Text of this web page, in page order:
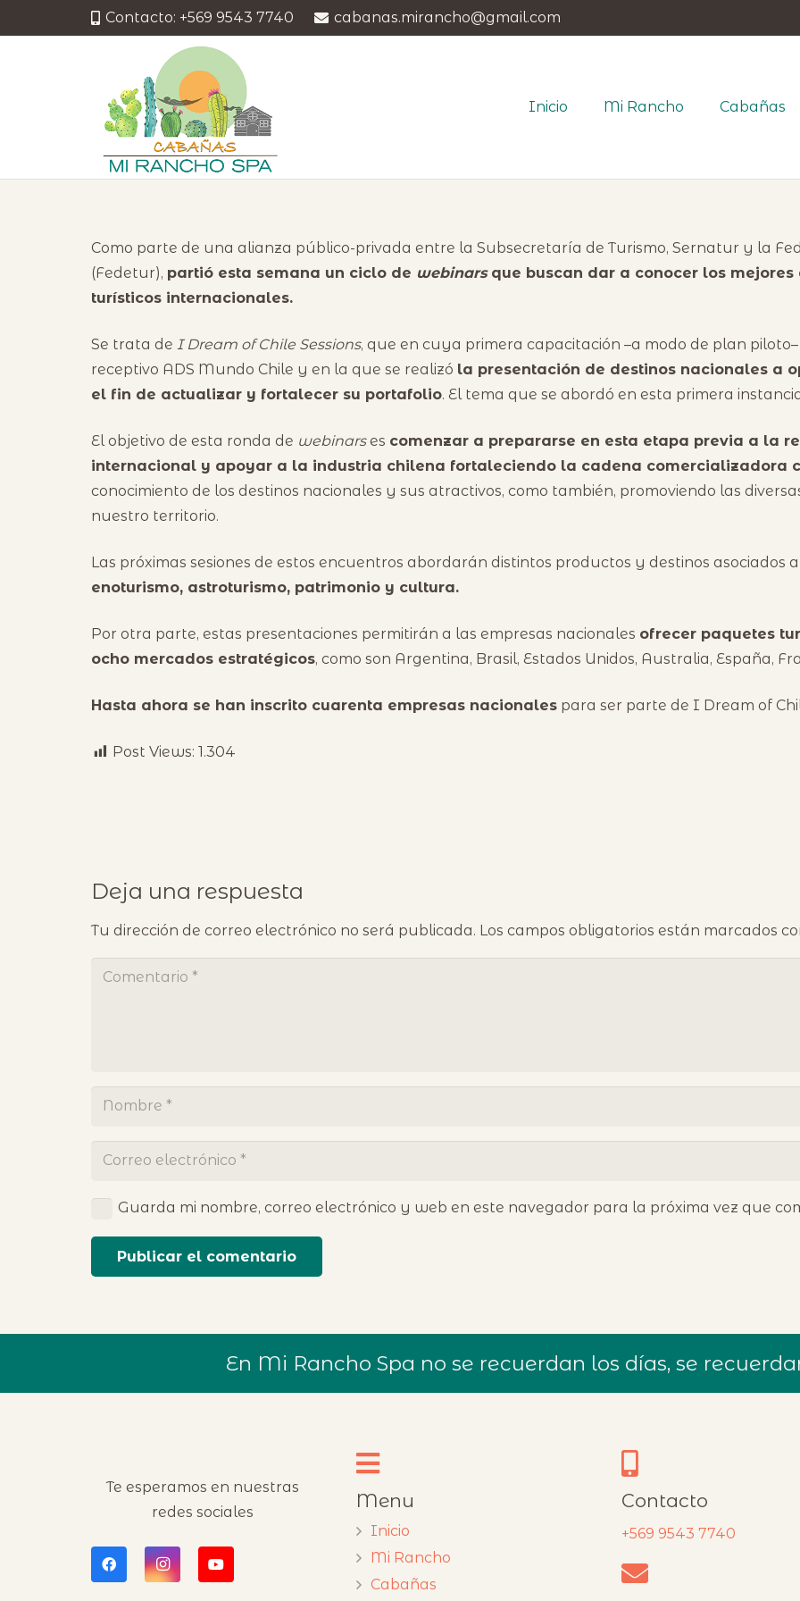
Contacto: +569 9543 7740 cabanas.mirancho@gmail.com
Inicio Mi Rancho Cabañas
Como parte de una alianza público-privada entre la Subsecretaría de Turismo, Sernatur y la
(Fedetur), partió esta semana un ciclo de webinarsque buscan dar a conocer los
turísticos internacionales.
Se trata de I Dream of Chile Sessions, que en cuya primera capacitación –a modo de plan
receptivo ADS Mundo Chile y en la que se realizó la presentación de destinos nacionales a
el fin de actualizar y fortalecer su portafolio. El tema que se abordó en esta primera
El objetivo de esta ronda de webinarses comenzar a prepararse en esta etapa previa a la
internacional y apoyar a la industria chilena fortaleciendo la cadena comercializadora
conocimiento de los destinos nacionales y sus atractivos, como también, promoviendo las
nuestro territorio.
Las próximas sesiones de estos encuentros abordarán distintos productos y destinos asociados
enoturismo, astroturismo, patrimonio y cultura.
Por otra parte, estas presentaciones permitirán a las empresas nacionales ofrecer paquetes
ocho mercados estratégicos, como son Argentina, Brasil, Estados Unidos, Australia, España,
Hasta ahora se han inscrito cuarenta empresas nacionales para ser parte de I Dream of
Post Views: 1.304
Deja una respuesta
Tu dirección de correo electrónico no será publicada. Los campos obligatorios están marcados
Guarda mi nombre, correo electrónico y web en este navegador para la próxima vez que
Publicar el comentario
En Mi Rancho Spa no se recuerdan los días, se
Te esperamos en nuestras
redes sociales
Menu
Inicio
Mi Rancho
Cabañas
Contacto
+569 9543 7740